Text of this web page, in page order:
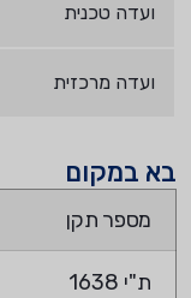
ועדה טכנית
ועדה מרכזית
בא במקום
מספר תקן
ת"י 1638